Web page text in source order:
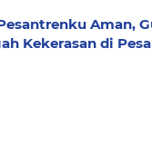
Aman,
Kekerasan di